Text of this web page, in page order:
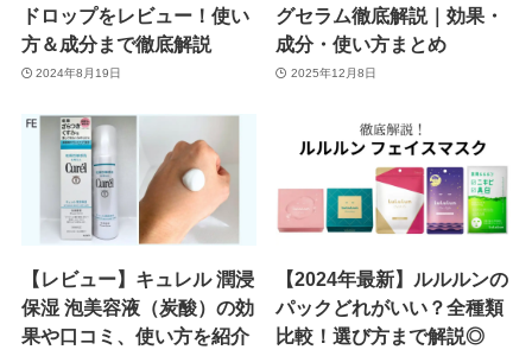
ドロップをレビュー！使い
方＆成分まで徹底解説
2024年8月19日
グセラム徹底解説｜効果・
成分・使い方まとめ
2025年12月8日
【レビュー】キュレル 潤浸
保湿 泡美容液（炭酸）の効
果や口コミ、使い方を紹介
【2024年最新】ルルルンの
パックどれがいい？全種類
比較！選び方まで解説◎